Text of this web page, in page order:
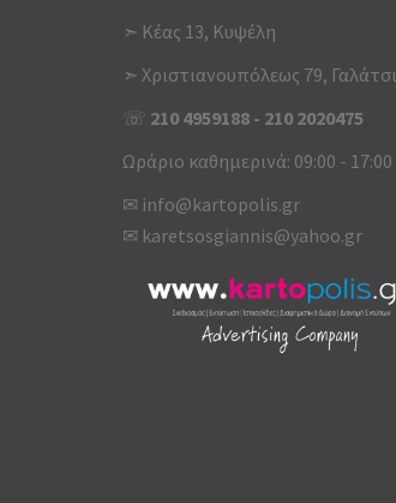
➣ Κέας 13, Κυψέλη
➣ Χριστιανουπόλεως 79, Γαλάτσι
☏ 210 4959188 - 210 2020475
Ωράριο καθημερινά: 09:00 - 17:00
✉ info@kartopolis.gr
✉ karetsosgiannis@yahoo.gr